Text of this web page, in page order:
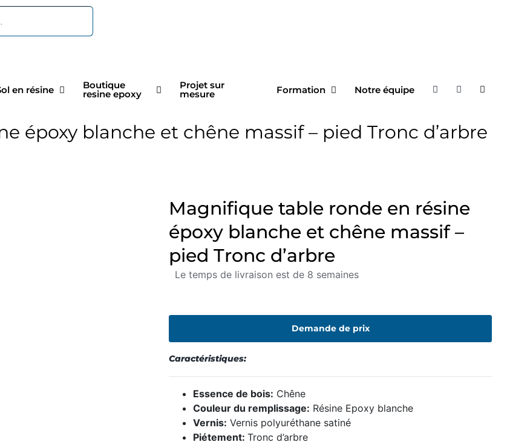
en résine Boutique
resine epoxy
Projet sur
mesure Formation Notre équipe
époxy blanche et chêne massif – pied Tronc d’arbre
Magnifique table ronde en résine
époxy blanche et chêne massif –
pied Tronc d’arbre
Le temps de livraison est de 8 semaines
Demande de prix
Caractéristiques:
Essence de bois: Chêne
Couleur du remplissage: Résine Epoxy blanche
Vernis: Vernis polyuréthane satiné
Piétement: Tronc d’arbre